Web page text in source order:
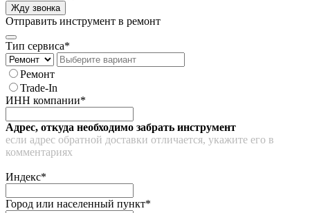
Жду звонка
Отправить инструмент в ремонт
Тип сервиса*
Ремонт
Trade-In
ИНН компании*
Адрес, откуда необходимо забрать инструмент
если адрес обратной доставки отличается, укажите его в
комментариях
Индекс*
Город или населенный пункт*